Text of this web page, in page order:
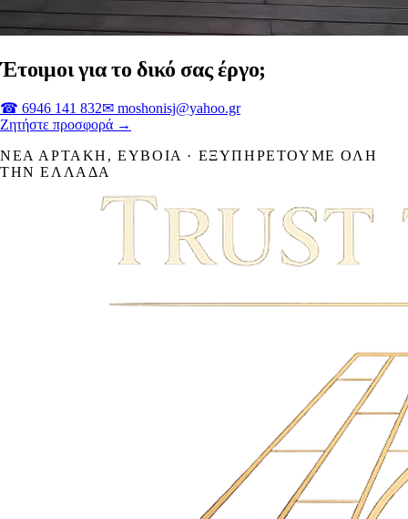
Έτοιμοι για το δικό σας έργο;
☎ 6946 141 832✉ moshonisj@yahoo.gr
Ζητήστε προσφορά →
ΝΈΑ ΑΡΤΆΚΗ ,ΕΎΒΟΙΑ · ΕΞΥΠΗΡΕΤΟΎΜΕ ΌΛΗ
ΤΗΝ ΕΛΛΆΔΑ